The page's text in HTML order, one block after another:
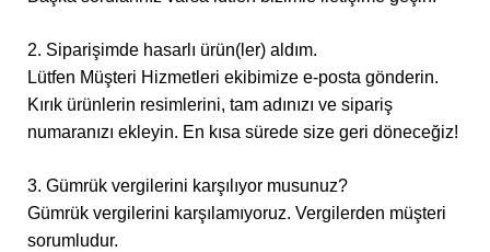
2. Siparişimde hasarlı ürün(ler) aldım.
Lütfen Müşteri Hizmetleri ekibimize e-posta gönderin.
Kırık ürünlerin resimlerini, tam adınızı ve sipariş
numaranızı ekleyin. En kısa sürede size geri döneceğiz!
3. Gümrük vergilerini karşılıyor musunuz?
Gümrük vergilerini karşılamıyoruz. Vergilerden müşteri
sorumludur.